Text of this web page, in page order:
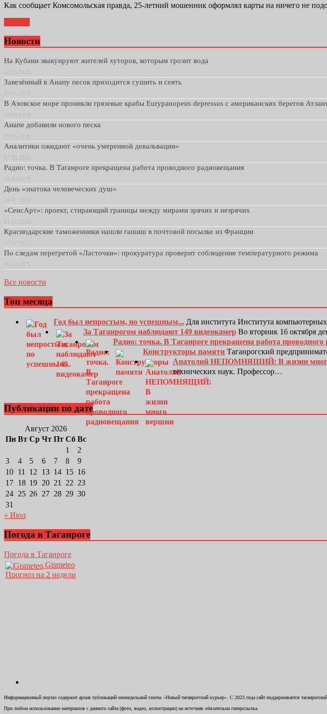
Как сообщает Комсомольская правда, 25-летний мошенник оформлял карты на ничего не
Новости
На Кубани эвакуируют жителей хуторов, которым грозит вода
Завезённый в Анапу песок приходится сушить и сеять
В Азовское море проникли грязевые крабы Eurypanopeus depressus с американских берегов
Анапе добавили нового песка
Аналитики ожидают «очень умеренной девальвации»
Радио: точка. В Таганроге прекращена работа проводного радиовещания
День «знатока человеческих душ»
«СенсАрт»: проект, стирающий границы между мирами зрячих и незрячих
Краснодарские таможенники нашли гашиш в почтовой посылке из Франции
По следам перегретой «Ласточки»: прокуратура проверит соблюдение температурного режима
Все новости
Топ месяца
Год был непростым, но успешным... Для института Института
За Таганрогом наблюдают 149 видеокамер Во вторник 16 октября
Радио: точка. В Таганроге прекращена работа
Конструкторы памяти Таганрогский
Анатолий НЕПОМНЯЩИЙ: В жизни
технических наук. Профессор…
Публикации по дате
Август 2026
Пн Вт Ср Чт Пт Сб Вс
1
2
3
4 5 6 7 8
9
10 11 12 13 14 15 16
17 18 19 20 21 22 23
24 25 26 27 28 29 30
31
« Июл
Погода в Таганроге
Погода в Таганроге
Gismeteo
Прогноз на 2 недели
Информационный портал содержит архив публикаций еженедельной газеты «Новый таганрогский курьер». С 2023 года сайт поддерживается
При любом использовании материалов с данного сайта (фото, видео, иллюстрации) на источник обязательна гиперссылка.